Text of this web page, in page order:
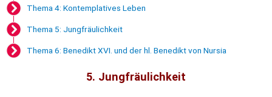
Thema 4: Kontemplatives Leben
Thema 5: Jungfräulichkeit
Thema 6: Benedikt XVI. und der hl. Benedikt von Nursia
5. Jungfräulichkeit